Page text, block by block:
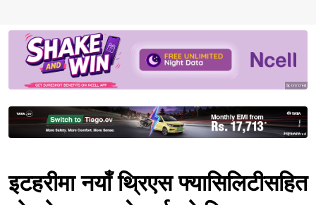
Sponsored
Sponsored
इटहरीमा नयाँ थ्रिएस फ्यासिलिटीसहित